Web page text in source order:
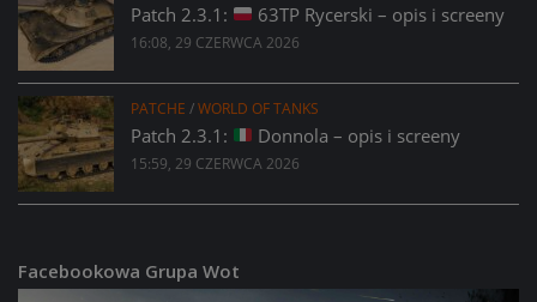
Patch 2.3.1: 63TP Rycerski – opis i screeny
16:08, 29 CZERWCA 2026
PATCHE /WORLD OF TANKS
Patch 2.3.1: Donnola – opis i screeny
15:59, 29 CZERWCA 2026
Facebookowa Grupa Wot